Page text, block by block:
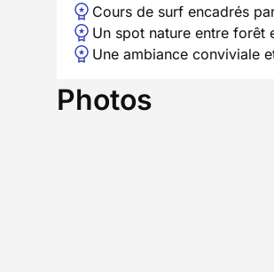
Cours de surf encadrés
Un spot nature entre forêt
Une ambiance conviviale
Photos